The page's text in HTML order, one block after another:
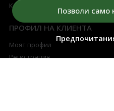
Позволи само
Карта на сайта
ПРОФИЛ НА КЛИЕНТА
Моят профил
Регистрация